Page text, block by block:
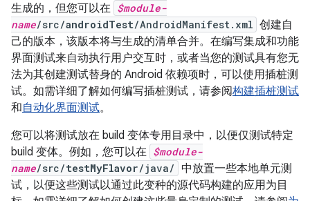
生成的，但您可以在 $module-
name/src/androidTest/AndroidManifest.xml 创建自
己的版本，该版本将与生成的清单合并。在编写集成和功能
界面测试来自动执行用户交互时，或者当您的测试具有您无
法为其创建测试替身的 Android 依赖项时，可以使用插桩测
试。如需详细了解如何编写插桩测试，请参阅构建插桩测试
和自动化界面测试。
您可以将测试放在 build 变体专用目录中，以便仅测试特定
build 变体。例如，您可以在 $module-
name/src/testMyFlavor/java/ 中放置一些本地单元测
试，以便这些测试以通过此变种的源代码构建的应用为目